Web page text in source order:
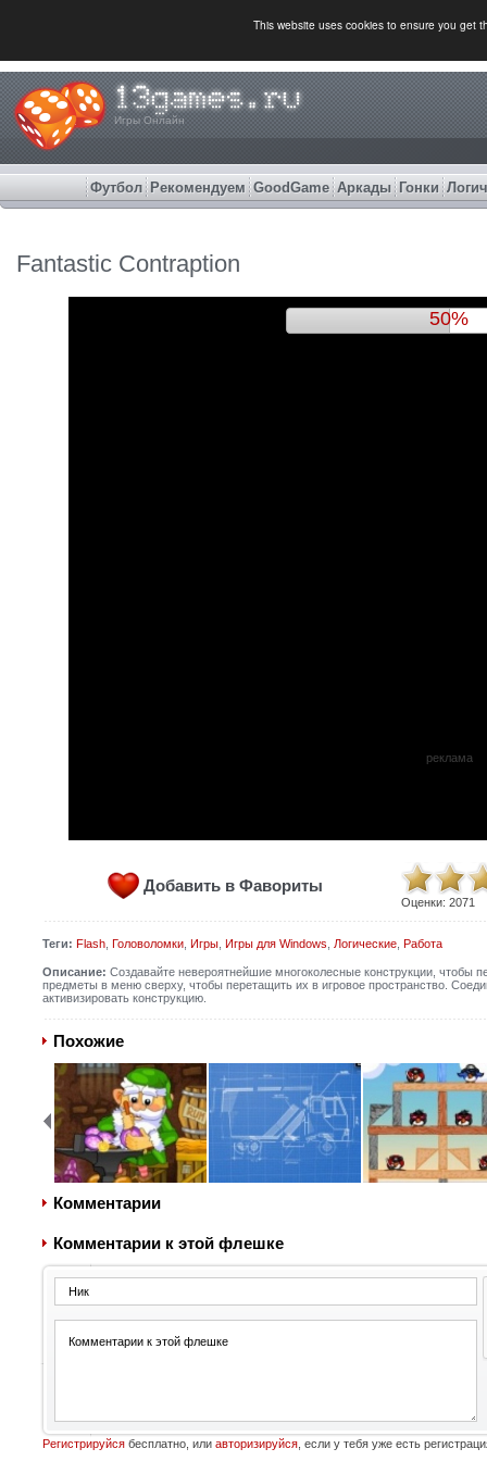
This website uses cookies to ensure you get
Игры Онлайн
Футбол Рекомендуем GoodGame Аркады Гонки
Fantastic Contraption
53%
реклама
Добавить в Фавориты
Оценки: 2071
Теги: Flash, Головоломки, Игры, Игры для Windows Логические, Работа
Описание: Создавайте невероятнейшие многоколесные конструкции, чтобы
предметы в меню сверху, чтобы перетащить их в игровое пространство.
активизировать конструкцию.
Похожие
Комментарии
Комментарии к этой флешке
Регистрируйсябесплатно, или авторизируйся, если у тебя уже есть